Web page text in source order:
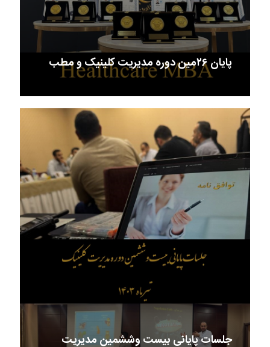
پایان ۲۶مین دوره مدیریت کلینیک و مطب
جلسات پایانی بیست وششمین مدیریت